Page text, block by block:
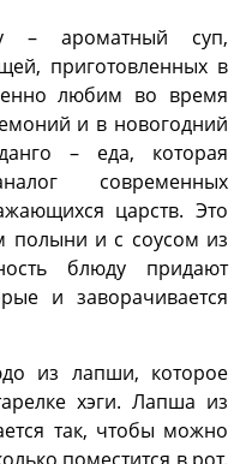
– ароматный суп,
приготовленных в
любим во время
и в новогодний
– еда, которая
современных
царств. Это
полыни и с соусом из
блюду придают
и заворачивается
из лапши, которое
хэги. Лапша из
так, чтобы можно